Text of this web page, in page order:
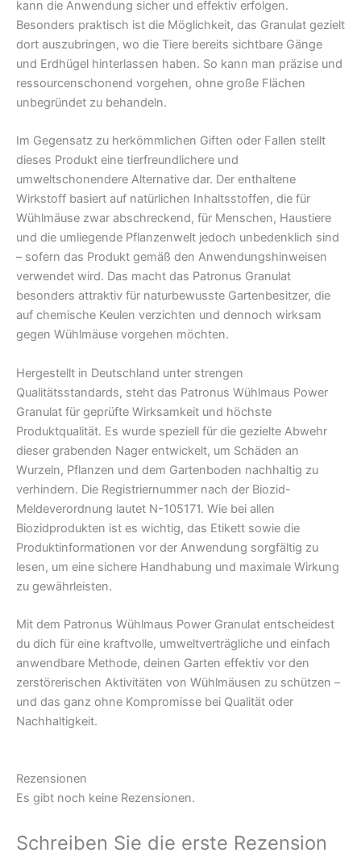
kann die Anwendung sicher und effektiv erfolgen.
Besonders praktisch ist die Möglichkeit, das Granulat gezielt
dort auszubringen, wo die Tiere bereits sichtbare Gänge
und Erdhügel hinterlassen haben. So kann man präzise und
ressourcenschonend vorgehen, ohne große Flächen
unbegründet zu behandeln.
Im Gegensatz zu herkömmlichen Giften oder Fallen stellt
dieses Produkt eine tierfreundlichere und
umweltschonendere Alternative dar. Der enthaltene
Wirkstoff basiert auf natürlichen Inhaltsstoffen, die für
Wühlmäuse zwar abschreckend, für Menschen, Haustiere
und die umliegende Pflanzenwelt jedoch unbedenklich sind
– sofern das Produkt gemäß den Anwendungshinweisen
verwendet wird. Das macht das Patronus Granulat
besonders attraktiv für naturbewusste Gartenbesitzer, die
auf chemische Keulen verzichten und dennoch wirksam
gegen Wühlmäuse vorgehen möchten.
Hergestellt in Deutschland unter strengen
Qualitätsstandards, steht das Patronus Wühlmaus Power
Granulat für geprüfte Wirksamkeit und höchste
Produktqualität. Es wurde speziell für die gezielte Abwehr
dieser grabenden Nager entwickelt, um Schäden an
Wurzeln, Pflanzen und dem Gartenboden nachhaltig zu
verhindern. Die Registriernummer nach der Biozid-
Meldeverordnung lautet N-105171. Wie bei allen
Biozidprodukten ist es wichtig, das Etikett sowie die
Produktinformationen vor der Anwendung sorgfältig zu
lesen, um eine sichere Handhabung und maximale Wirkung
zu gewährleisten.
Mit dem Patronus Wühlmaus Power Granulat entscheidest
du dich für eine kraftvolle, umweltverträgliche und einfach
anwendbare Methode, deinen Garten effektiv vor den
zerstörerischen Aktivitäten von Wühlmäusen zu schützen –
und das ganz ohne Kompromisse bei Qualität oder
Nachhaltigkeit.
Rezensionen
Es gibt noch keine Rezensionen.
Schreiben Sie die erste Rezension